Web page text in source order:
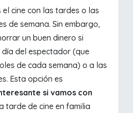
el cine con las tardes o las
de semana. Sin embargo,
un buen dinero si
del espectador (que
de cada semana) o a las
Esta opción es
si vamos con
tarde de cine en familia